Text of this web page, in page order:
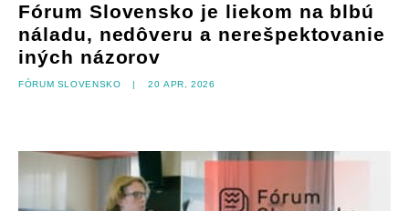
Fórum Slovensko je liekom na blbú
náladu, nedôveru a nerešpektovanie
iných názorov
Fórum Slovensko | 20 apr, 2026